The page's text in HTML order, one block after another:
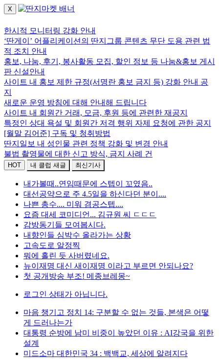
X
한시적 모니터링 강화 안내
‘딴게이’ 어플리케이션의 딴지그룹 콘텐츠 무단 도용 관련 법
적 조치 안내
홍보, 나눔, 후기, 봉사활동 모집, 할인 정보 등 나눔&홍보 게시
판 신설안내
사이트 내 홍보 제한 규정(서명란 홍보 금지 등) 강화 안내 공
지
새로운 운영 방침에 대해 안내해 드립니다
사이트 내 회원간 거래, 모금, 후원 등에 관련한 재공지
특정인 상대 욕설 및 회원간 저격 행위 자제 요청에 관한 공지
[월말 김어준] 구독 및 청취방법
딴지일보 내 성인물 관련 정책 강화 및 변경 안내
불법 촬영물에 대한 신고 방식, 금지 사례 건
HOT 내 클럽 새글 최신기사
내가볼때..연임때문에 스텝이 꼬였음..
대선공약으로 주 4.5일을 하신다던 분이....
나쁜 총수.... 미워 겸공스텝....
요즘 대세 코미디언... 김규원 씨 ㄷㄷㄷ
감방동기들 모여봅시다.
내향인들 심박수 올라가는 상황
고속도로 알정찍
뭐에 홀린 듯 사버렸네요.
뉴이재명 대신 새이재명 이라고 부르면 안되나요?
첫 공개방송 부조! 메종브레몽~
로그인 상태가 아닙니다.
마음 챙기고 정치 14: 구분할 수 없는 것들, 본색은 어떻
게 드러나는가
대통령 순방에 남미 비중이 높았던 이유 : AI강국을 위한
설계
미드소마 대한민국 34 : 백백교, 세상에 알려지다